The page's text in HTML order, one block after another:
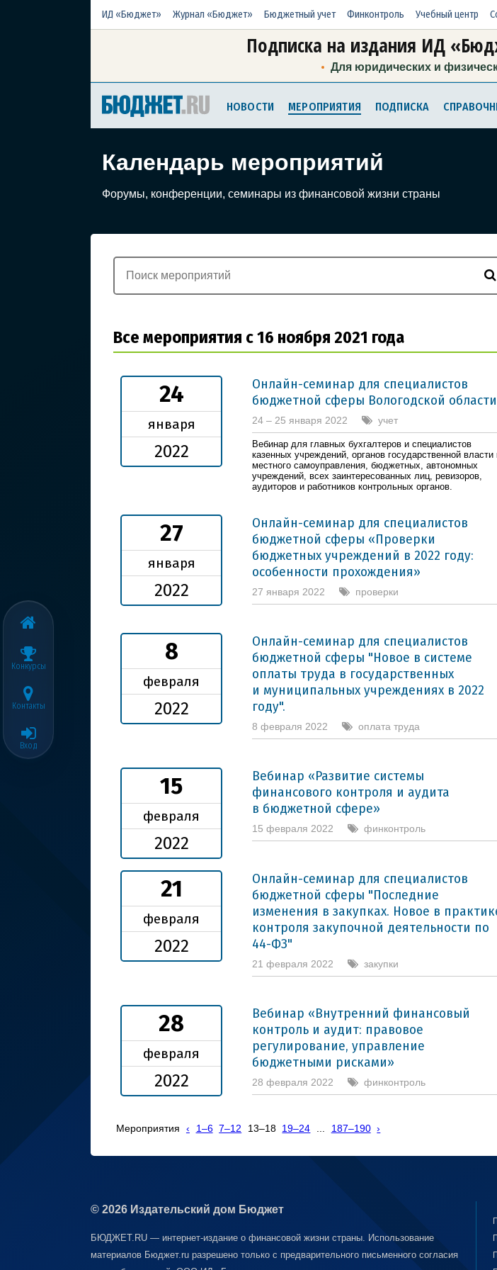
Конкурсы
Контакты
Вход
ИД «Бюджет» Журнал «Бюджет» Бюджетный учет Финконтроль Учебный центр
Подписка на издания ИД
Для юридических и
НОВОСТИ МЕРОПРИЯТИЯ ПОДПИСКА
Календарь мероприятий
Форумы, конференции, семинары из финансовой жизни страны
Все мероприятия с 16 ноября 2021 года
24
января
2022
Онлайн-семинар для специалистов
бюджетной сферы Вологодской области
24 – 25 января 2022 учет
Вебинар для главных бухгалтеров и специалистов
казенных учреждений, органов государственной власти
местного самоуправления, бюджетных, автономных
учреждений, всех заинтересованных лиц, ревизоров,
аудиторов и работников контрольных органов.
27
января
2022
Онлайн-семинар для специалистов
бюджетной сферы «Проверки
бюджетных учреждений в 2022 году:
особенности прохождения»
27 января 2022 проверки
8
февраля
2022
Онлайн-семинар для специалистов
бюджетной сферы "Новое в системе
оплаты труда в государственных
и муниципальных учреждениях в 2022
году".
8 февраля 2022 оплата труда
15
февраля
2022
Вебинар «Развитие системы
финансового контроля и аудита
в бюджетной сфере»
15 февраля 2022 финконтроль
21
февраля
2022
Онлайн-семинар для специалистов
бюджетной сферы "Последние
изменения в закупках. Новое в
контроля закупочной деятельности по
44-ФЗ"
21 февраля 2022 закупки
28
февраля
2022
Вебинар «Внутренний финансовый
контроль и аудит: правовое
регулирование, управление
бюджетными рисками»
28 февраля 2022 финконтроль
Мероприятия ‹ 1–6 7–12 13–18 19–24 ... 187–190 ›
© 2026 Издательский дом Бюджет
БЮДЖЕТ.RU — интернет-издание о финансовой жизни страны. Использование
материалов Бюджет.ru разрешено только с предварительного письменного согласия